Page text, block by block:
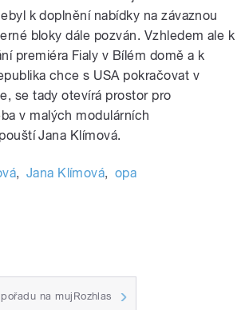
k doplnění nabídky na závaznou
bloky dále pozván. Vzhledem ale k
premiéra Fialy v Bílém domě a k
chce s USA pokračovat v
se tady otevírá prostor pro
v malých modulárních
Jana Klímová.
, Jana Klímová, opa
na mujRozhlas